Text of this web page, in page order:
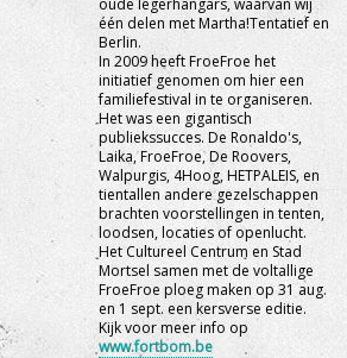
één delen met Martha!Tentatief en
Berlin.
In 2009 heeft FroeFroe het
initiatief genomen om hier een
familiefestival in te organiseren.
Het was een gigantisch
publiekssucces. De Ronaldo's,
Laika, FroeFroe, De Roovers,
Walpurgis, 4Hoog, HETPALEIS, en
tientallen andere gezelschappen
brachten voorstellingen in tenten,
loodsen, locaties of openlucht.
Het Cultureel Centrum en Stad
Mortsel samen met de voltallige
FroeFroe ploeg maken op 31 aug.
en 1 sept. een kersverse editie.
Kijk voor meer info op
www.fortbom.be